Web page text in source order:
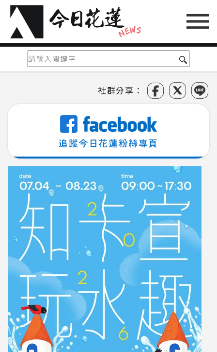
社群分享：
追蹤今日花蓮粉絲專頁